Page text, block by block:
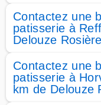
Contactez une
patisserie à
Delouze
Contactez une
patisserie à
km de Delouze